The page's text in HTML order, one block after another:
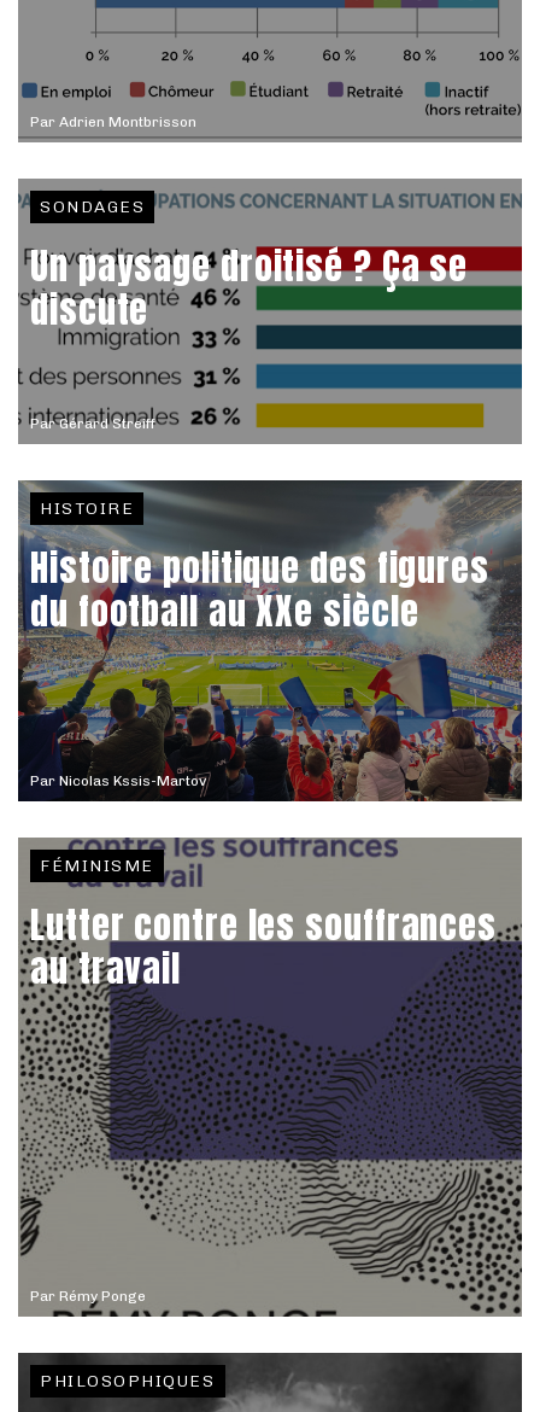
Par Adrien Montbrisson
ParGérard Streiff
SONDAGES
Un paysage droitisé ? Ça se
discute
Par Nicolas Kssis-Martov
HISTOIRE
Histoire politique des figures
du football au XXe siècle
Par Rémy Ponge
FÉMINISME
Lutter contre les souffrances
au travail
PHILOSOPHIQUES